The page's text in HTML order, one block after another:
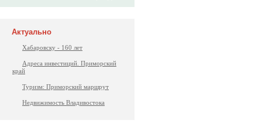
Актуально
Хабаровску - 160 лет
Адреса инвестиций. Приморский
край
Туризм: Приморский маршрут
Недвижимость Владивостока